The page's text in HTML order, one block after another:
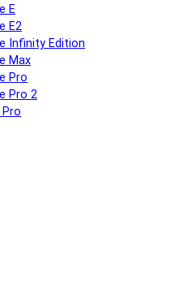
E
E2
Infinity Edition
Max
Pro
Pro 2